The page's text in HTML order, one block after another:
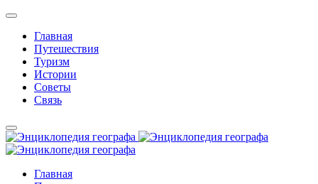
Главная
Путешествия
Туризм
Истории
Советы
Связь
Главная